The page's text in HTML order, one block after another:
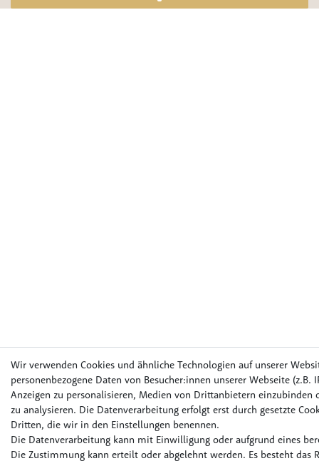
Wir verwenden Cookies und ähnliche Technologien auf unserer
personenbezogene Daten von Besucher:innen unserer Webseite (z.B.
Anzeigen zu personalisieren, Medien von Drittanbietern einzubinden
zu analysieren. Die Datenverarbeitung erfolgt erst durch gesetzte
Dritten, die wir in den Einstellungen benennen.
Die Datenverarbeitung kann mit Einwilligung oder aufgrund eines
Die Zustimmung kann erteilt oder abgelehnt werden. Es besteht das